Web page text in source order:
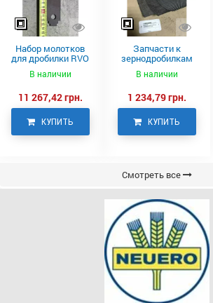
Набор молотков
для дробилки RVO
Neuero
В наличии
11 267,42 грн.
КУПИТЬ
Запчасти к
зернодробилкам
RVO
В наличии
1 234,79 грн.
КУПИТЬ
Смотреть все